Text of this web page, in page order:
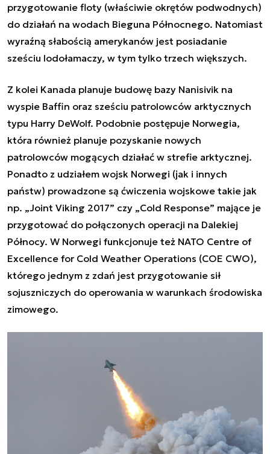
przygotowanie floty (właściwie okrętów podwodnych)
do działań na wodach Bieguna Północnego. Natomiast
wyraźną słabością amerykanów jest posiadanie
sześciu lodołamaczy, w tym tylko trzech większych.
Z kolei Kanada planuje budowę bazy Nanisivik na
wyspie Baffin oraz sześciu patrolowców arktycznych
typu Harry DeWolf. Podobnie postępuje Norwegia,
która również planuje pozyskanie nowych
patrolowców mogących działać w strefie arktycznej.
Ponadto z udziałem wojsk Norwegi (jak i innych
państw) prowadzone są ćwiczenia wojskowe takie jak
np. „Joint Viking 2017” czy „Cold Response” mające je
przygotować do połączonych operacji na Dalekiej
Północy. W Norwegi funkcjonuje też NATO Centre of
Excellence for Cold Weather Operations (COE CWO),
którego jednym z zdań jest przygotowanie sił
sojuszniczych do operowania w warunkach środowiska
zimowego.